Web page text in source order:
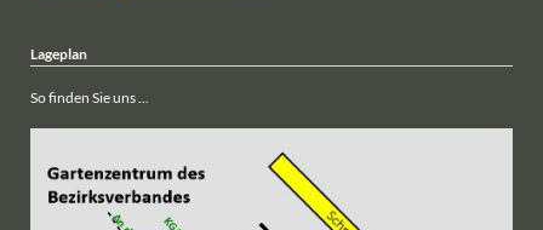
Lageplan
So finden Sie uns ...